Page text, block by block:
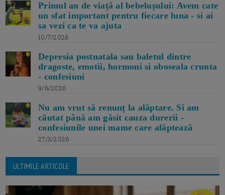
Primul an de viață al bebelușului: Avem cate
un sfat important pentru fiecare luna - si ai
sa vezi ca te va ajuta
10/7/2026
Depresia postnatala sau baletul dintre
dragoste, emotii, hormoni si oboseala crunta
- confesiuni
9/6/2026
Nu am vrut să renunț la alăptare. Si am
căutat până am găsit cauza durerii -
confesiunile unei mame care alăptează
27/3/2026
ULTIMILE ARTICOLE